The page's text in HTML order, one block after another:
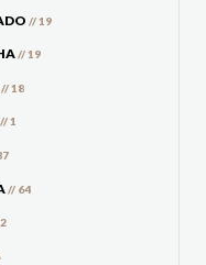
// 19
// 19
// 18
// 1
// 64